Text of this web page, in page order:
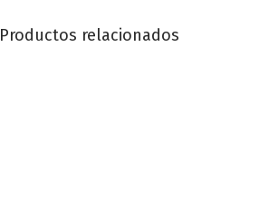
Productos relacionados